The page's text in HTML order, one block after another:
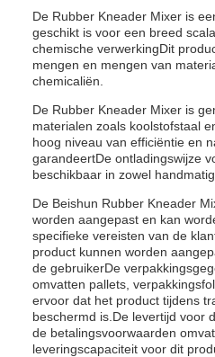
De Rubber Kneader Mixer is
geschikt is voor een breed
chemische verwerkingDit
mengen en mengen van
chemicaliën.
De Rubber Kneader Mixer is
materialen zoals koolstofstaal
hoog niveau van efficiëntie en
garandeertDe ontladingswijze
beschikbaar in zowel
De Beishun Rubber Kneader
worden aangepast en kan
specifieke vereisten van de
product kunnen worden
de gebruikerDe
omvatten pallets,
ervoor dat het product tijdens
beschermd is.De levertijd voor
de betalingsvoorwaarden
leveringscapaciteit voor dit